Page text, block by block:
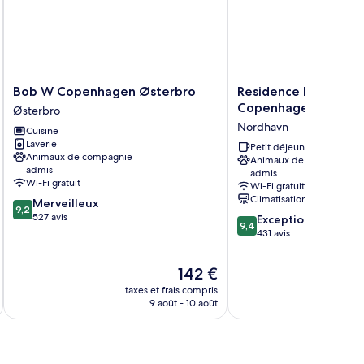
Bob
W
Copenhagen
Østerbro
Østerbro
Bob W Copenhagen Østerbro
Østerbro
Cuisine
Laverie
Animaux de compagnie
admis
Wi-Fi gratuit
9.2
sur
9,2 Merveilleux
527 avis
Le
nouveau
prix
142 €
taxes et frais compris
9 août - 10 août
Residence
Inn
Marriott
Copenhagen
Nordhavn
Nordhavn
Residence Inn By
Copenhagen
Nordhavn
Petit déjeuner gratuit
Animaux de compagnie
admis
Wi-Fi gratuit
Climatisation
9.4
sur
9,4 Exceptionnel
431 avis